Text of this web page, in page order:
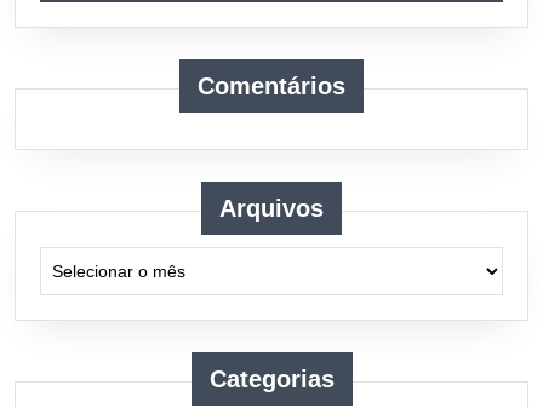
Comentários
Arquivos
Categorias